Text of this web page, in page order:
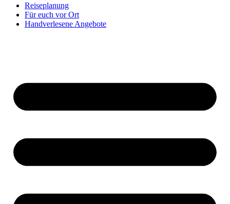
Reiseplanung
Für euch vor Ort
Handverlesene Angebote